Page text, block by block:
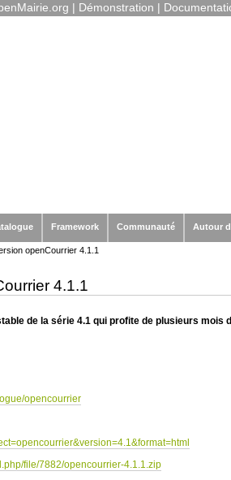
| Démonstration |
Framework Communauté Autour
openCourrier 4.1.1
4.1.1
de la série 4.1 qui profite de plusieurs
opencourrier
file/7882/opencourrier-4.1.1.zip